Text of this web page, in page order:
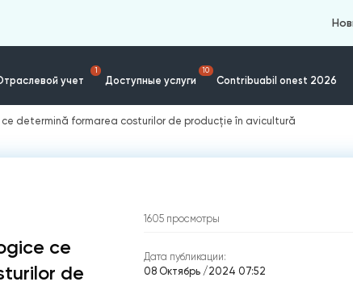
учет
1
Доступные услуги
10
Contribuabil onest 2026
determină formarea costurilor de producție în avicultură
ce
de
1605 просмотры
Дата публикации:
08 Октябрь /2024 07:52